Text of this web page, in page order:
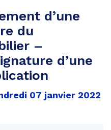
d’une
du
–
d’une
07 janvier 2022